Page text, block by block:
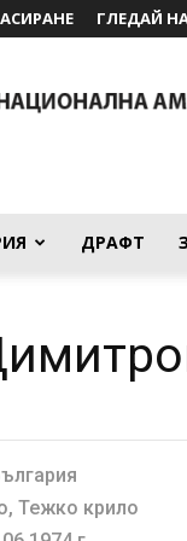
ГЛЕДАЙ
ДРАФТ
Тежко крило